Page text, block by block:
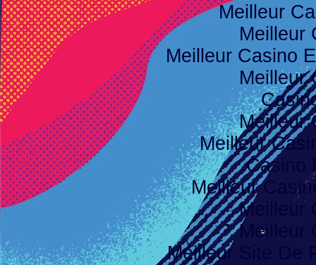
Meilleur
Meilleur
Meilleur Casino
Meilleur
Meilleur
Meilleur
Casino
Meilleur
Meilleur
Meilleur
Meilleur Site De